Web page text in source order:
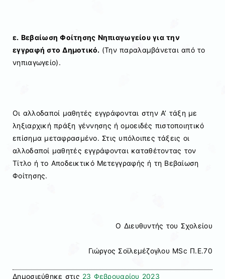
ε. Βεβαίωση Φοίτησης Νηπιαγωγείου για την
εγγραφή στο Δημοτικό. (Την παραλαμβάνεται από το
νηπιαγωγείο).
Οι αλλοδαποί μαθητές εγγράφονται στην Α’ τάξη με
ληξιαρχική πράξη γέννησης ή ομοειδές πιστοποιητικό
επίσημα μεταφρασμένο. Στις υπόλοιπες τάξεις οι
αλλοδαποί μαθητές εγγράφονται καταθέτοντας τον
Τίτλο ή το Αποδεικτικό Μετεγγραφής ή τη Βεβαίωση
Φοίτησης.
Ο Διευθυντής του Σχολείου
Γιώργος Σοϊλεμέζογλου MSc Π.Ε.70
Δημοσιεύθηκε στις 23 Φεβρουαρίου 2023